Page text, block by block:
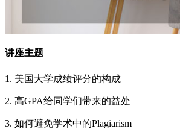
讲座主题
1. 美国大学成绩评分的构成
2. 高GPA给同学们带来的益处
3. 如何避免学术中的Plagiarism